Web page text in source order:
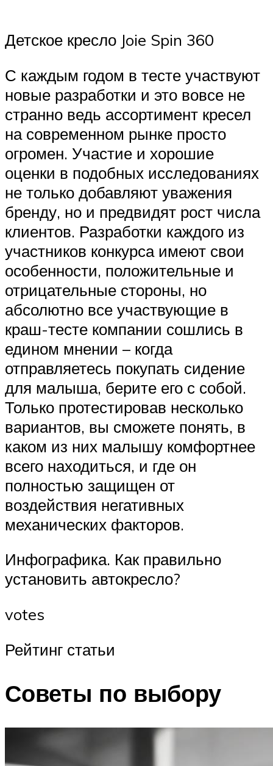
Детское кресло Joie Spin 360
С каждым годом в тесте участвуют
новые разработки и это вовсе не
странно ведь ассортимент кресел
на современном рынке просто
огромен. Участие и хорошие
оценки в подобных исследованиях
не только добавляют уважения
бренду, но и предвидят рост числа
клиентов. Разработки каждого из
участников конкурса имеют свои
особенности, положительные и
отрицательные стороны, но
абсолютно все участвующие в
краш-тесте компании сошлись в
едином мнении – когда
отправляетесь покупать сидение
для малыша, берите его с собой.
Только протестировав несколько
вариантов, вы сможете понять, в
каком из них малышу комфортнее
всего находиться, и где он
полностью защищен от
воздействия негативных
механических факторов.
Инфографика. Как правильно
установить автокресло?
votes
Рейтинг статьи
Советы по выбору